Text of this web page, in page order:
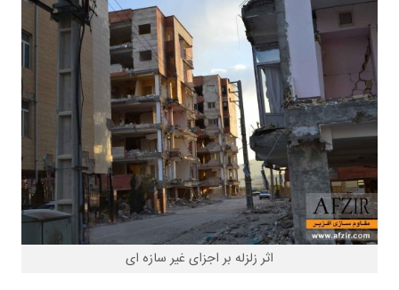
اثر زلزله بر اجزای غیر سازه ای